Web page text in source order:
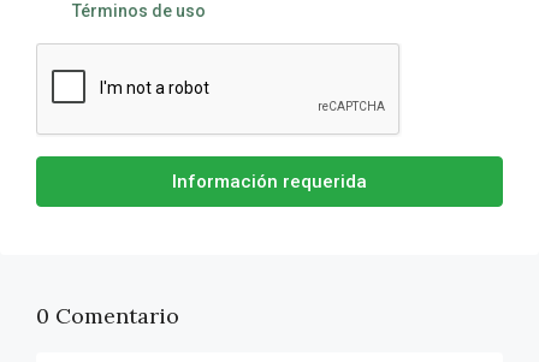
Términos de uso
Información requerida
0 Comentario